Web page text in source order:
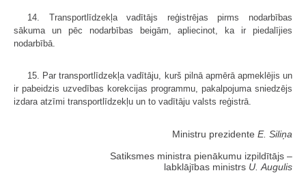
14. Transportlīdzekļa vadītājs reģistrējas pirms nodarbības
sākuma un pēc nodarbības beigām, apliecinot, ka ir piedalījies
nodarbībā.
15. Par transportlīdzekļa vadītāju, kurš pilnā apmērā apmeklējis un
ir pabeidzis uzvedības korekcijas programmu, pakalpojuma sniedzējs
izdara atzīmi transportlīdzekļu un to vadītāju valsts reģistrā.
Ministru prezidente E. Siliņa
Satiksmes ministra pienākumu izpildītājs ‒
labklājības ministrs U. Augulis